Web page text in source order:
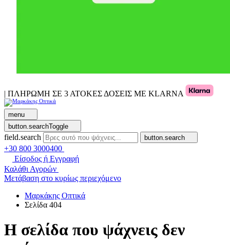
| ΠΛΗΡΩΜΗ ΣΕ 3 ΑΤΟΚΕΣ ΔΟΣΕΙΣ ΜΕ KLARNA
menu
button.searchToggle
field.search button.search
+30 800 3000400
Είσοδος ή Εγγραφή
Καλάθι Αγορών
Μετάβαση στο κυρίως περιεχόμενο
Μαρκάκης Οπτικά
Σελίδα 404
Η σελίδα που ψάχνεις δεν